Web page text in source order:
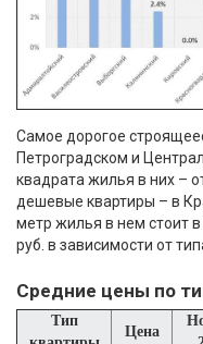
Самое дорогое
Петроградском и
квадрата жилья в них –
дешевые квартиры – в
метр жилья в нем стоит
руб. в зависимости от
Средние цены по
Тип
Цена